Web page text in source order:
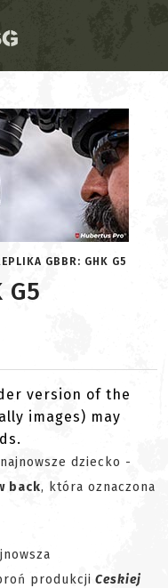
GBBR: GHK G5
G5
version of the
images) may
dziecko -
back, która oznaczona
produkcji Ceskiej